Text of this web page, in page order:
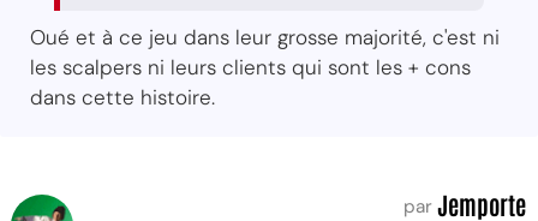
Oué et à ce jeu dans leur grosse majorité, c'est ni
les scalpers ni leurs clients qui sont les + cons
dans cette histoire.
par Jemporte